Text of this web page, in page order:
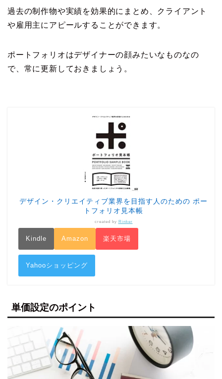
過去の制作物や実績を効果的にまとめ、クライアント
や雇用主にアピールすることができます。
ポートフォリオはデザイナーの顔みたいなものなの
で、常に更新しておきましょう。
デザイン・クリエイティブ業界を目指す人のための ポー
トフォリオ見本帳
created by Rinker
Kindle Amazon 楽天市場
Yahooショッピング
単価設定のポイント